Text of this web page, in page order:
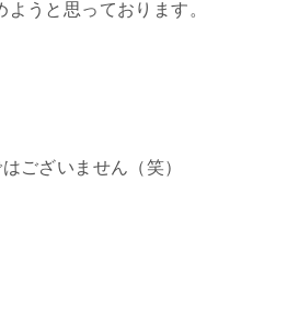
うと思っております。
ございません（笑）